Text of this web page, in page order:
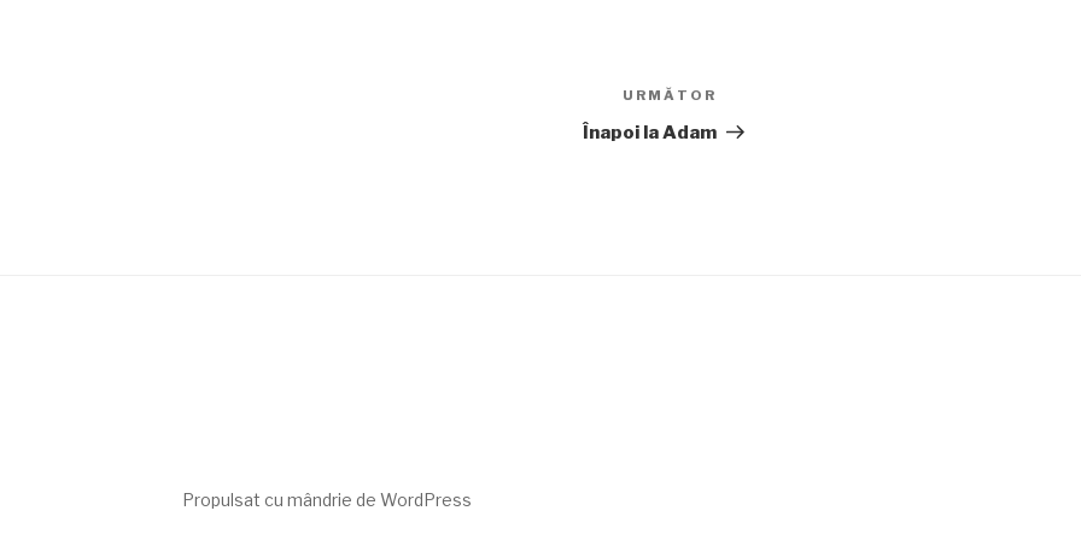
următor
URMĂTOR
Înapoi la Adam
Propulsat cu mândrie de WordPress